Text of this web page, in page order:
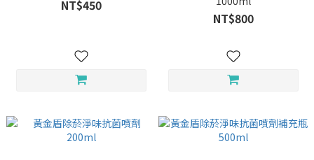
NT$450
NT$800